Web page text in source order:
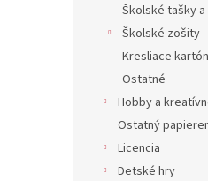
Školské tašky
Školské zošity
Kresliace
Ostatné
Hobby a
Ostatný
Licencia
Detské hry